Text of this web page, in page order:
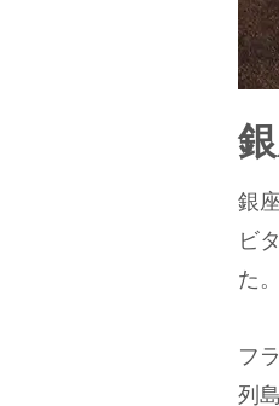
銀
ビ
た。
フ
列